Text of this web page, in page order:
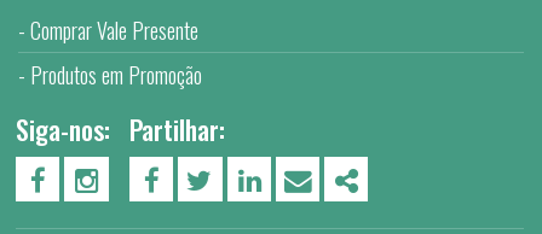
Comprar Vale Presente
Produtos em Promoção
Siga-nos:
PÁGINA DO FACEBOOK
PÁGINA DO INSTAGRAM
Partilhar:
FACEBOOKTWITTERLINKEDIN
EMAIL